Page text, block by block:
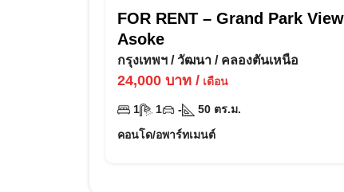
FOR RENT – Grand Park View
Asoke
กรุงเทพฯ /วัฒนา / คลองตันเหนือ
24,000 บาท / เดือน
1 1 - 50 ตร.ม.
คอนโด/อพาร์ทเมนต์